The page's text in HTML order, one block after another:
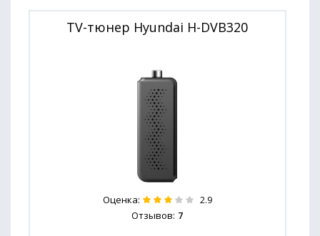
TV-тюнер Hyundai H-DVB320
Оценка: 2.9
Отзывов: 7